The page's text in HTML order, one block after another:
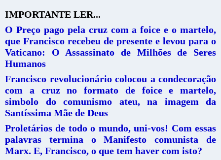
IMPORTANTE LER...
O Preço pago pela cruz com a foice e o martelo,
que Francisco recebeu de presente e levou para o
Vaticano: O Assassinato de Milhões de Seres
Humanos
Francisco revolucionário colocou a condecoração
com a cruz no formato de foice e martelo,
simbolo do comunismo ateu, na imagem da
Santíssima Mãe de Deus
Proletários de todo o mundo, uni-vos! Com essas
palavras termina o Manifesto comunista de
Marx. E, Francisco, o que tem haver com isto?